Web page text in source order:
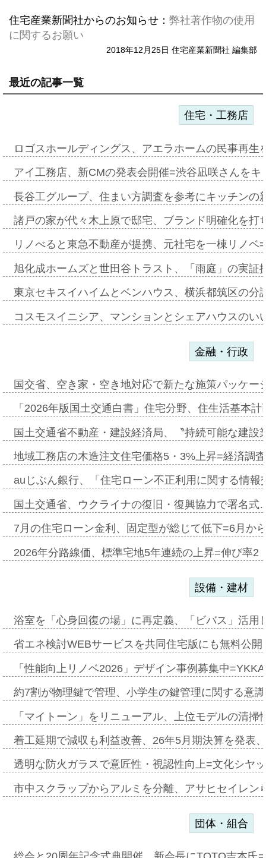
住宅産業新聞社からのお知らせ： 弊社著作物の使用
に関するお願い
2018年12月25日 住宅産業新聞社 編集部
最近の記事一覧
住宅・工務店
ロゴスホールディングス、アエラホームの民事再
アイ工務店、新CMの発表会開催=渋谷凪咲さんを
長谷工グループ、住まい方調査を参考にキッチン
諸戸の家が代々木上原で邸宅、ブランド明確化を
リノべると東急不動産が提携、元社宅を一棟リノ
旭化成ホームズと世田谷トラスト、「雨庭」の実
東京セキスイハイムとベンハウス、横浜都筑区の
コスモスイニシア、マンションとシェアハウスの
金融・行政
国交省、空き家・空き地対応で新たな施策パッケ
「2026年版国土交通白書」住宅分野、住生活基本
国土交通省不動産・建設経済局、〝持続可能な建
地域工務店の木造注文住宅価格5・3%上昇=経済調
auじぶん銀行、「住宅ローン不正利用に関する情
国土交通省、ウクライナの復旧・復興協力で署名
7月の住宅ローン金利、固定型が総じて低下=6月か
2026年分路線価、標準宅地5年連続の上昇=伸び率
設備・建材
浴室を「心身回復の場」に再定義、「ビバス」活
省エネ検討WEBサービスを共同住宅版にも無料公
「性能向上リノベ2026」デザイン事例募集中
約7割が物理鍵で管理、小学生の鍵管理に関する意
「マイトーン」をリニューアル、上位モデルの清
着工延期で減収も利益改善、26年5月期決算を発表
透明な防火ガラスで意匠性・視認性向上=文化シヤ
市中スクラップからアルミを分離、アサヒセイレ
団体・組合